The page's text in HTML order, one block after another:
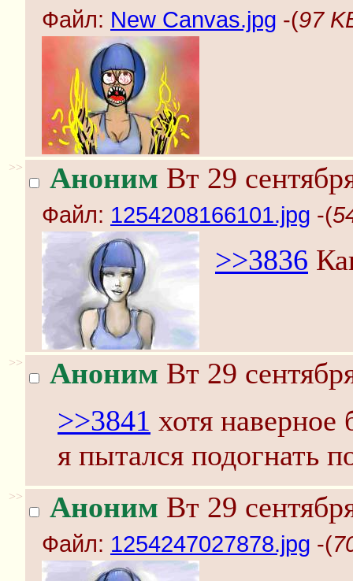
Файл: New Canvas.jpg -(97
>> Аноним Вт 29
Файл: 1254208166101.jpg -(
>>3836
>> Аноним Вт 29
>>3841 хотя
я пытался подогнать
>> Аноним Вт 29
Файл: 1254247027878.jpg -(